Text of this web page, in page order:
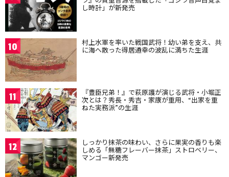
し時計」が新発売
10 村上水軍を率いた戦国武将！幼い弟を支え、共
に海へ散った得居通幸の波乱に満ちた生涯
11 『豊臣兄弟！』で萩原護が演じる武将・小堀正
次とは？秀長・秀吉・家康が重用、“出家を重
ねた実務派”の生涯
12 しっかり抹茶の味わい、さらに果実の香りも楽
しめる「無糖フレーバー抹茶」ストロベリー、
マンゴー新発売